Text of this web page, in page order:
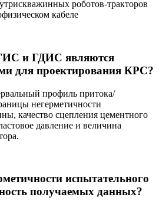
роботов-тракторов
кабеле
и ГДИС являются
для проектирования КРС?
профиль притока/
негерметичности
качество сцепления цементного
давление и величина
испытательного
получаемых данных?